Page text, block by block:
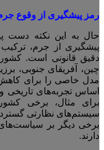
رمز پیشگیری از وقوع
حال به این نکته دست
پیشگیری از جرم، ترکیب
دقیق قانونی است.
چین، آفریقای جنوبی،
مدل خاصی را برای کاهش
اساس تجربه‌های
برای مثال، برخی
سیستم‌های نظارتی
برخی دیگر بر سیاست‌های
دارند.